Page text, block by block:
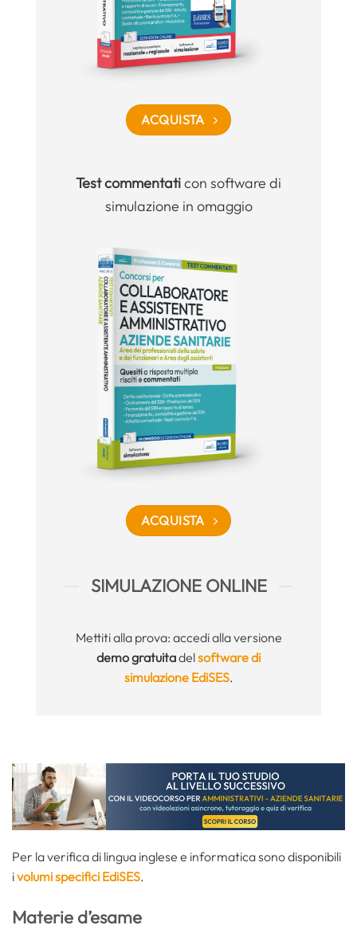
ACQUISTA
Test commentaticon software di
simulazione in omaggio
ACQUISTA
SIMULAZIONE ONLINE
Mettiti alla prova: accedi alla versione
demo gratuitadelsoftware di
simulazione EdiSES.
Per la verifica di lingua inglese e informatica sono disponibili
ivolumi specifici EdiSES.
Materie d’esame